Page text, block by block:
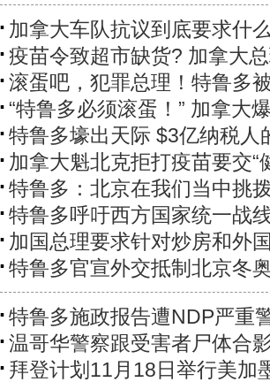
加拿大车队抗议到底要求什
疫苗令致超市缺货? 加拿大
滚蛋吧，犯罪总理！特鲁多
“特鲁多必须滚蛋！” 加拿大
特鲁多壕出天际 $3亿纳税人
加拿大魁北克拒打疫苗要交“
特鲁多：北京在我们当中挑
特鲁多呼吁西方国家统一战
加国总理要求针对炒房和外
特鲁多官宣外交抵制北京冬
特鲁多施政报告遭NDP严重
温哥华警察跟受害者尸体合
拜登计划11月18日举行美加